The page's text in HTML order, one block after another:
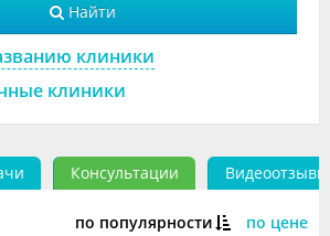
Найти
клиники
клиники
Консультации Видеоотзывы
по популярности по цене